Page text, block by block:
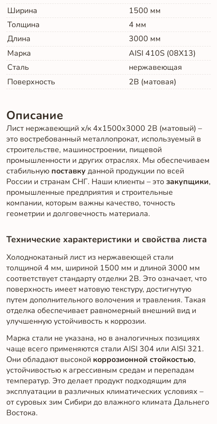
Ширина
1500 мм
Толщина
4 мм
Длина
3000 мм
Марка
AISI 410S (08Х13)
Сталь
нержавеющая
Поверхность
2B (матовая)
Описание
Лист нержавеющий х/к 4х1500х3000 2B (матовый) –
это востребованный металлопрокат, используемый в
строительстве, машиностроении, пищевой
промышленности и других отраслях. Мы обеспечиваем
стабильную поставку данной продукции по всей
России и странам СНГ. Наши клиенты – этозакупщики,
промышленные предприятия и строительные
компании, которым важны качество, точность
геометрии и долговечность материала.
Технические характеристики и свойства листа
Холоднокатаный лист из нержавеющей стали
толщиной 4 мм, шириной 1500 мм и длиной 3000 мм
соответствует стандарту отделки 2B. Это означает, что
поверхность имеет матовую текстуру, достигнутую
путем дополнительного волочения и травления. Такая
отделка обеспечивает равномерный внешний вид и
улучшенную устойчивость к коррозии.
Марка стали не указана, но в аналогичных позициях
чаще всего применяются стали AISI 304 или AISI 321.
Они обладают высокой коррозионной стойкостью,
устойчивостью к агрессивным средам и перепадам
температур. Это делает продукт подходящим для
эксплуатации в различных климатических условиях –
от суровых зим Сибири до влажного климата Дальнего
Востока.